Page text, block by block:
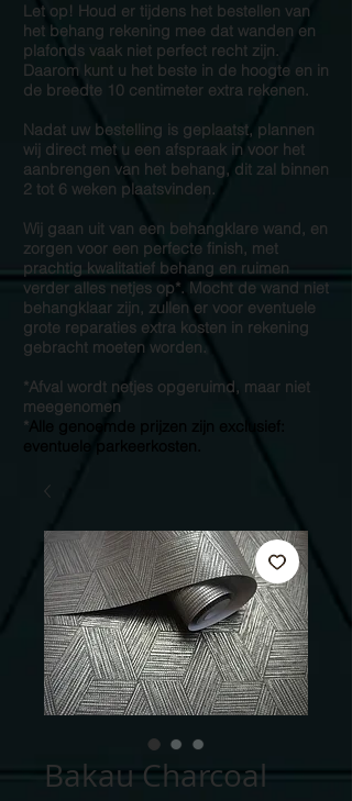
Let op! Houd er tijdens het bestellen van
het behang rekening mee dat wanden en
plafonds vaak niet perfect recht zijn.
Daarom kunt u het beste in de hoogte en in
de breedte 10 centimeter extra rekenen.
Nadat uw bestelling is geplaatst, plannen
wij direct met u een afspraak in voor het
aanbrengen van het behang, dit zal binnen
2 tot 6 weken plaatsvinden.
Wij gaan uit van een behangklare wand, en
zorgen voor een perfecte finish, met
prachtig kwalitatief behang en ruimen
verder alles netjes op*. Mocht de wand niet
behangklaar zijn, zullen er voor eventuele
grote reparaties extra kosten in rekening
gebracht moeten worden.
*Afval wordt netjes opgeruimd, maar niet
meegenomen
* Alle genoemde prijzen zijn exclusief:
eventuele parkeerkosten.
Bakau Charcoal